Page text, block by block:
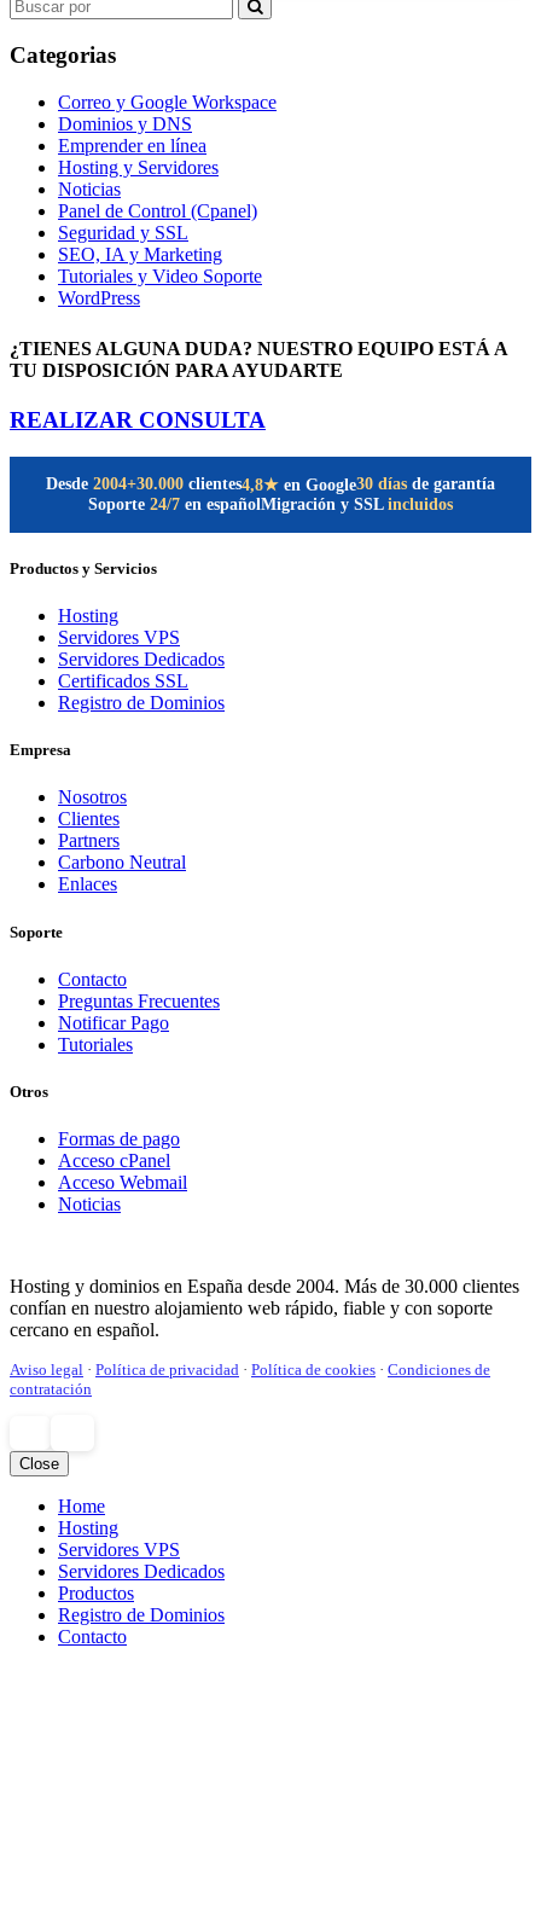
for:
Categorias
Correo y Google Workspace
Dominios y DNS
Emprender en línea
Hosting y Servidores
Noticias
Panel de Control (Cpanel)
Seguridad y SSL
SEO, IA y Marketing
Tutoriales y Video Soporte
WordPress
¿TIENES ALGUNA DUDA? NUESTRO EQUIPO ESTÁ A
TU DISPOSICIÓN PARA AYUDARTE
REALIZAR CONSULTA
Desde 2004+30.000 clientes4,8★ en Google30 días de garantía
Soporte 24/7 en españolMigración y SSL incluidos
Productos y Servicios
Hosting
Servidores VPS
Servidores Dedicados
Certificados SSL
Registro de Dominios
Empresa
Nosotros
Clientes
Partners
Carbono Neutral
Enlaces
Soporte
Contacto
Preguntas Frecuentes
Notificar Pago
Tutoriales
Otros
Formas de pago
Acceso cPanel
Acceso Webmail
Noticias
Hosting y dominios en España desde 2004. Más de 30.000 clientes
confían en nuestro alojamiento web rápido, fiable y con soporte
cercano en español.
Aviso legal · Política de privacidad · Política de cookies · Condiciones de
contratación
Close
Home
Hosting
Servidores VPS
Servidores Dedicados
Productos
Registro de Dominios
Contacto